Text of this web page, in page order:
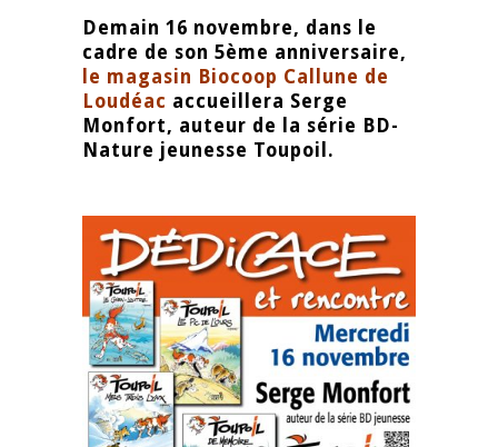
Demain 16 novembre, dans le
cadre de son 5ème anniversaire,
le magasin Biocoop Callune de
Loudéac accueillera Serge
Monfort, auteur de la série BD-
Nature jeunesse Toupoil.